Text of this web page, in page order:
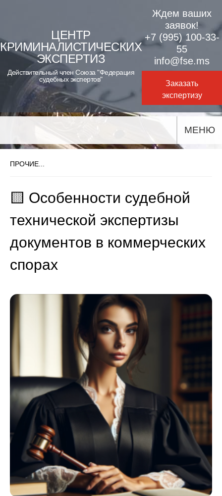
content
ЦЕНТР
КРИМИНАЛИСТИЧЕСКИХ
ЭКСПЕРТИЗ
Действительный член Союза "Федерация
судебных экспертов"
Ждем ваших
заявок!
+7 (995) 100-33-
55
info@fse.ms
Заказать
экспертизу
МЕНЮ
ПРОЧИЕ...
🟨 Особенности судебной
технической экспертизы
документов в коммерческих
спорах